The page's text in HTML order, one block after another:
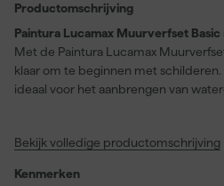
Productomschrijving
Paintura Lucamax Muurverfset Basic
Met de Paintura Lucamax
klaar om te beginnen met
ideaal voor het aanbrengen van
verfbak en inzetbak maken het
de klus georganiseerd aan te
Bekijk volledige productomschrijving
Kenmerken